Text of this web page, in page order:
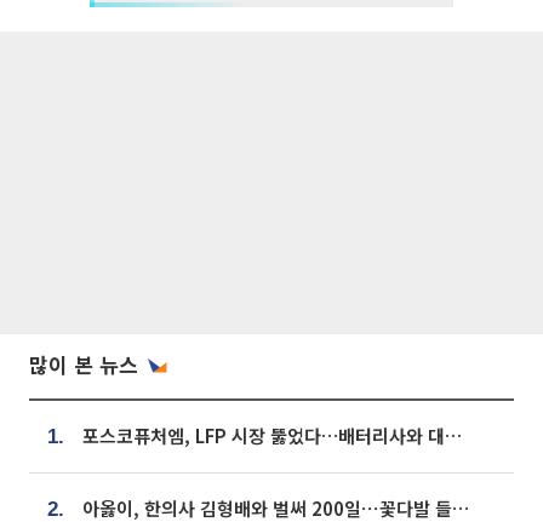
많이 본 뉴스
1. 포스코퓨처엠, LFP 시장 뚫었다…배터리사와 대규모 장기 공급 합의
2. 아옳이, 한의사 김형배와 벌써 200일⋯꽃다발 들고 "프러포즈 아냐"